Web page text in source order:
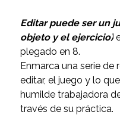
Editar puede ser un
objeto y el ejercicio)
plegado en 8.
Enmarca una serie de
editar, el juego y lo
humilde trabajadora
través de su práctica.